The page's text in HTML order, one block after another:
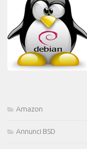
Amazon
Annunci BSD